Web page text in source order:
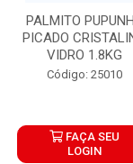
PALMITO
PICADO
VIDRO 1.8KG
Código: 25010
FAÇA SEU
LOGIN